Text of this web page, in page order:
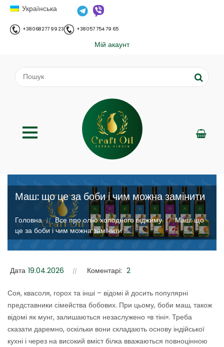
Українська
+38 068 277 99 23 +38 057 754 79 65
Мій акаунт
Маш: що це за боби і чим можна замінити
;
Головна // Все про олію холодного віджиму // Маш: що
це за боби і чим можна замінити
Дата 19.04.2026 Коментарі: 2
Соя, квасоля, горох та інші – відомі й досить популярні
представники сімейства бобових. При цьому, боби маш, також
відомі як мунг, залишаються незаслужено «в тіні». Треба
сказати даремно, оскільки вони складають основу індійської
кухні і через на високий вміст білка вважаються повноцінною